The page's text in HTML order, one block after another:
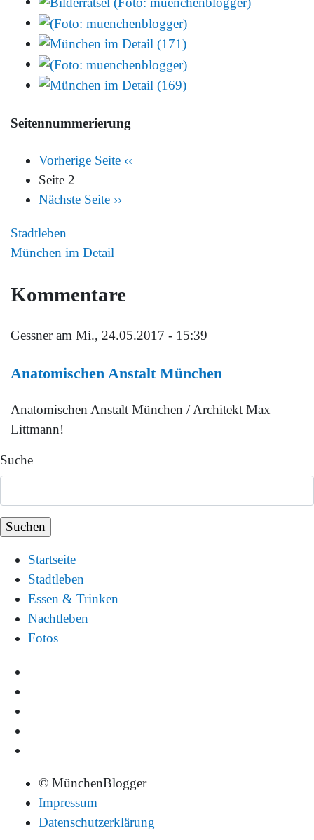
Seitennummerierung
Vorherige Seite ‹‹
Seite 2
Nächste Seite ››
Stadtleben
München im Detail
Kommentare
Gessneram Mi., 24.05.2017 - 15:39
Anatomischen Anstalt München
Anatomischen Anstalt München / Architekt Max
Littmann!
Suche
Startseite
Stadtleben
Essen & Trinken
Nachtleben
Fotos
© MünchenBlogger
Impressum
Datenschutzerklärung